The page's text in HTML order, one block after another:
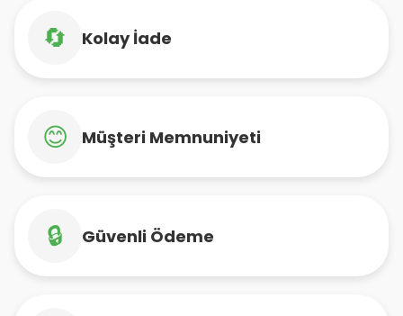
🔄 Kolay İade
😊 Müşteri Memnuniyeti
🔒 Güvenli Ödeme